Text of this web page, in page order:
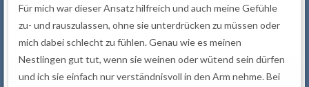
Für mich war dieser Ansatz hilfreich und auch meine Gefühle
zu- und rauszulassen, ohne sie unterdrücken zu müssen oder
mich dabei schlecht zu fühlen. Genau wie es meinen
Nestlingen gut tut, wenn sie weinen oder wütend sein dürfen
und ich sie einfach nur verständnisvoll in den Arm nehme. Bei